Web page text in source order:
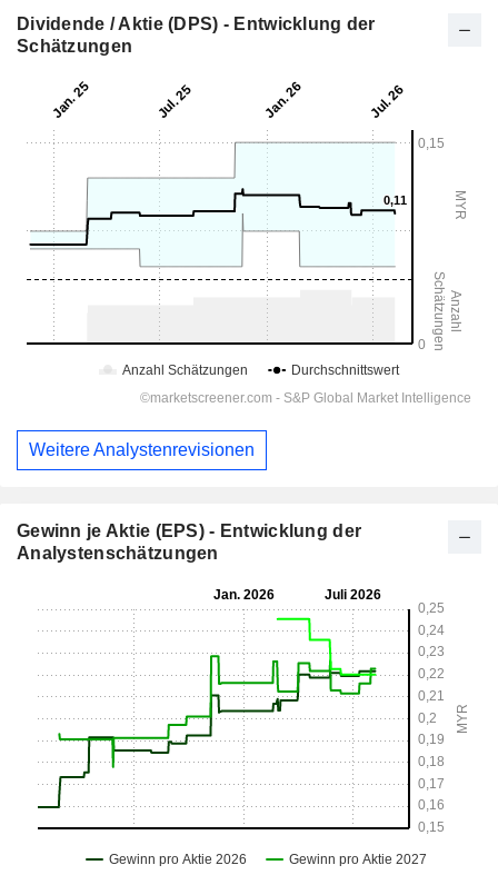
Dividende / Aktie (DPS) - Entwicklung der
Schätzungen
Weitere Analystenrevisionen
Gewinn je Aktie (EPS) - Entwicklung der
Analystenschätzungen